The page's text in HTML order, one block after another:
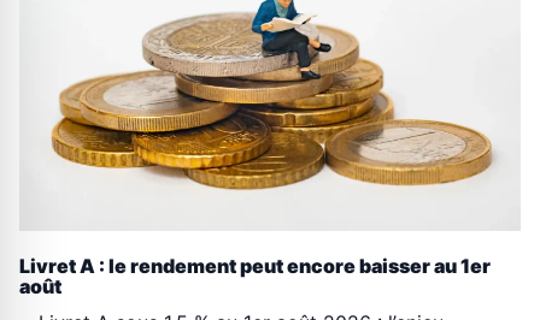
Livret A : le rendement peut encore baisser au 1er
août